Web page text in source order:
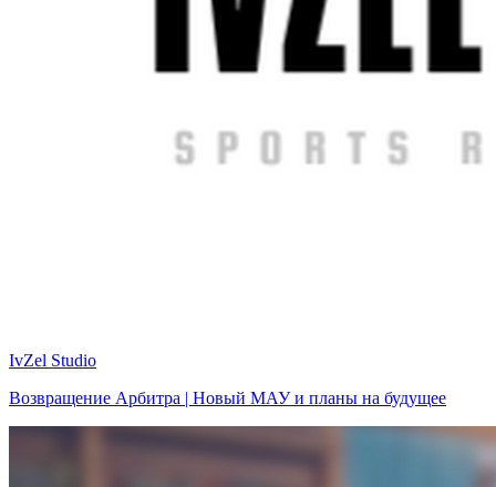
IvZel Studio
Возвращение Арбитра | Новый МАУ и планы на будущее